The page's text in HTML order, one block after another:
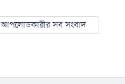
আপলোডকারীর সব সংবাদ